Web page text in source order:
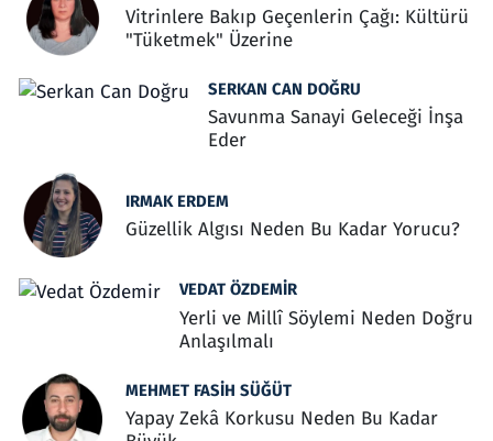
Vitrinlere Bakıp Geçenlerin Çağı: Kültürü
"Tüketmek" Üzerine
SERKAN CAN DOĞRU
Savunma Sanayi Geleceği İnşa
Eder
IRMAK ERDEM
Güzellik Algısı Neden Bu Kadar Yorucu?
VEDAT ÖZDEMIR
Yerli ve Millî Söylemi Neden Doğru
Anlaşılmalı
MEHMET FASIH SÜĞÜT
Yapay Zekâ Korkusu Neden Bu Kadar